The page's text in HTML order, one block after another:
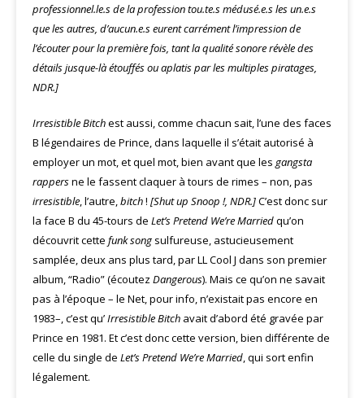
professionnel.le.s de la profession tou.te.s médusé.e.s les un.e.s
que les autres, d’aucun.e.s eurent carrément l’impression de
l’écouter pour la première fois, tant la qualité sonore révèle des
détails jusque-là étouffés ou aplatis par les multiples piratages,
NDR.]
Irresistible Bitchest aussi, comme chacun sait, l’une des faces
B légendaires de Prince, dans laquelle il s’était autorisé à
employer un mot, et quel mot, bien avant que les gangsta
rappersne le fassent claquer à tours de rimes – non, pas
irresistible, l’autre,bitch! [Shut up Snoop !, NDR.]C’est donc sur
la face B du 45-tours de Let’s Pretend We’re Marriedqu’on
découvrit cette funk song sulfureuse, astucieusement
samplée, deux ans plus tard, par LL Cool J dans son premier
album, “Radio” (écoutez Dangerous). Mais ce qu’on ne savait
pas à l’époque – le Net, pour info, n’existait pas encore en
1983–, c’est qu’Irresistible Bitch avait d’abord été gravée par
Prince en 1981. Et c’est donc cette version, bien différente de
celle du single de Let’s Pretend We’re Married, qui sort enfin
légalement.